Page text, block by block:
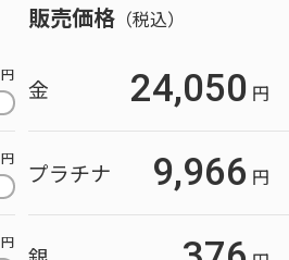
円
円
円
販売価格 （税込）
金 24,050 円
プラチナ 9,966 円